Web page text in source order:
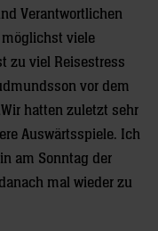
Verantwortlichen
möglichst viele
zu viel Reisestress
vor dem
hatten zuletzt sehr
Auswärtsspiele. Ich
am Sonntag der
mal wieder zu